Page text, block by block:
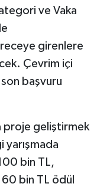
ve Vaka
girenlere
Çevrim içi
son başvuru
proje geliştirmek
yarışmada
bin TL,
bin TL ödül